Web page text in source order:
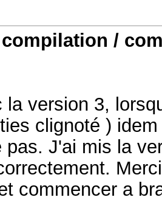
/
la version 3,
clignoté )
pas. J'ai mis la
commencer a